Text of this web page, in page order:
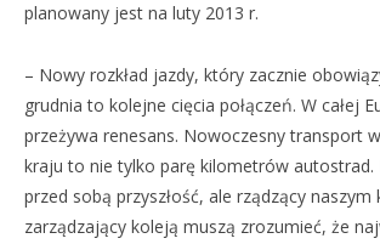
planowany jest na luty 2013 r.
– Nowy rozkład jazdy, który zacznie
grudnia to kolejne cięcia połączeń. W całej
przeżywa renesans. Nowoczesny transport
kraju to nie tylko parę kilometrów autostrad.
przed sobą przyszłość, ale rządzący naszym
zarządzający koleją muszą zrozumieć, że